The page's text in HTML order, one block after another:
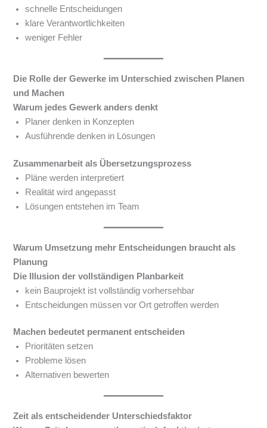
schnelle Entscheidungen
klare Verantwortlichkeiten
weniger Fehler
Die Rolle der Gewerke im Unterschied zwischen Planen
und Machen
Warum jedes Gewerk anders denkt
Planer denken in Konzepten
Ausführende denken in Lösungen
Zusammenarbeit als Übersetzungsprozess
Pläne werden interpretiert
Realität wird angepasst
Lösungen entstehen im Team
Warum Umsetzung mehr Entscheidungen braucht als
Planung
Die Illusion der vollständigen Planbarkeit
kein Bauprojekt ist vollständig vorhersehbar
Entscheidungen müssen vor Ort getroffen werden
Machen bedeutet permanent entscheiden
Prioritäten setzen
Probleme lösen
Alternativen bewerten
Zeit als entscheidender Unterschiedsfaktor